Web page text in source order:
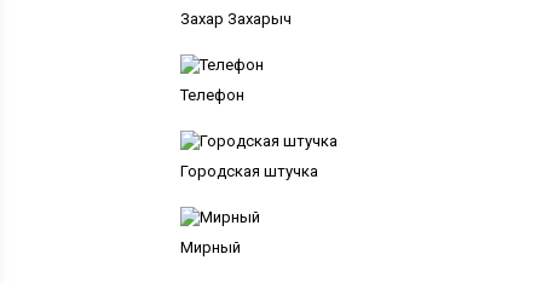
Захар Захарыч
Телефон
Городская штучка
Мирный